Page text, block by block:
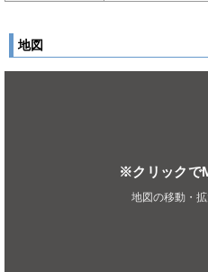
地図
※クリックで
地図の移動・